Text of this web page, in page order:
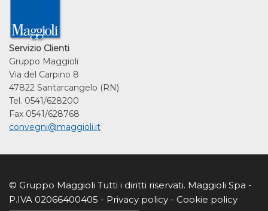
Servizio Clienti
Gruppo Maggioli
Via del Carpino 8
47822 Santarcangelo (RN)
Tel. 0541/628200
Fax 0541/628768
convegni@maggioli.it
© Gruppo Maggioli Tutti i diritti riservati. Maggioli Spa -
P.IVA 02066400405 - Privacy policy - Cookie policy